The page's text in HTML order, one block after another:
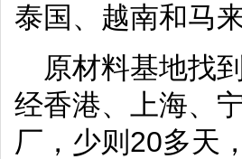
泰国、越南和马
原材料基地找
经香港、上海、
厂，少则20多天